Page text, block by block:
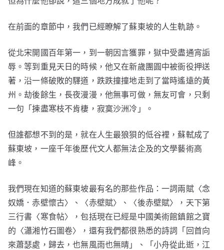
在前面的章節中，我們已經瞭解了蘇東坡的人生軌跡。
從北宋開國百年第一，到一朝因言獲罪，獄中受盡通宵詬
辱。等到重見天日的時候，他又在新歲團圓中被衙役押送
著，沿一條破敗的驛道，跌跌撞撞地走到了當時遙遠的黃
州。劫後餘生，長夜漫漫，他無事可做，無友可會，只剩
一句「揀盡寒枝不肯棲，寂寞沙洲冷」。
但誰都想不到的是，就在人生最狼狽的低谷裡，蘇軾成了
蘇東坡，一座千年後歷代文人都無法企及的文學藝術高
峰。
我們現在知道的蘇東坡最有名的那些作品：一詞兩賦〈念
奴嬌．赤壁懷古〉、〈赤壁賦〉、〈後赤壁賦〉，天下第
三行書〈寒食帖〉，包括現在已經是中國美術館鎮館之寶
的〈瀟湘竹石圖卷〉，還有我們都很熟悉的詩詞「回首向
來蕭瑟處，歸去，也無風雨也無晴」、「小舟從此逝，江